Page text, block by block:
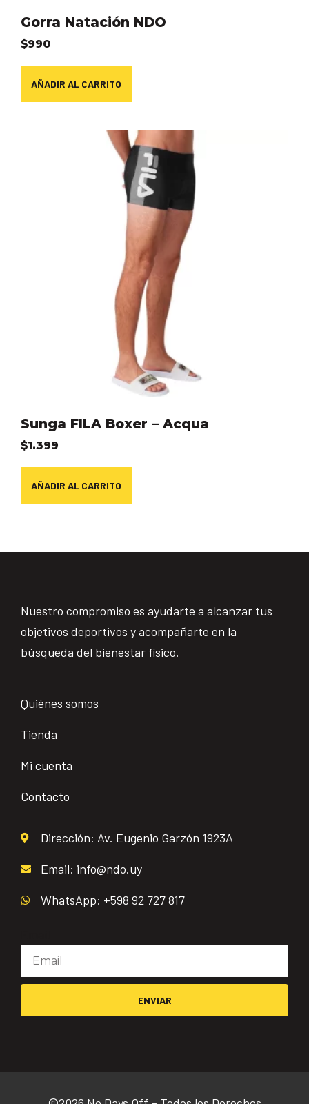
Gorra Natación NDO
$990
AÑADIR AL CARRITO
Sunga FILA Boxer – Acqua
$1.399
AÑADIR AL CARRITO
Nuestro compromiso es ayudarte a alcanzar tus
objetivos deportivos y acompañarte en la
búsqueda del bienestar físico.
Quiénes somos
Tienda
Mi cuenta
Contacto
Dirección: Av. Eugenio Garzón 1923A
Email: info@ndo.uy
WhatsApp: +598 92 727 817
ENVIAR